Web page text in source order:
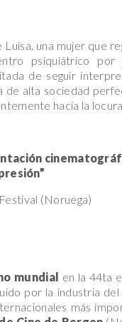
una mujer que
psiquiátrico por
de seguir
de alta sociedad
hacia la
(Noruega)
mundial en la 44ta
por la industria
más